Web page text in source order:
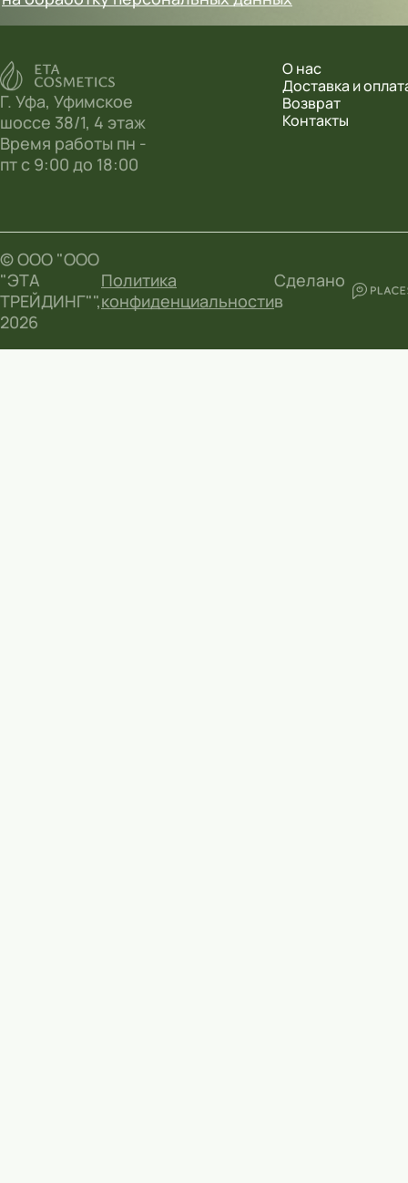
Г. Уфа, Уфимское
шоссе 38/1, 4 этаж
Время работы пн -
пт с 9:00 до 18:00
О нас
Доставка и
Возврат
Контакты
© ООО "ООО
"ЭТА
ТРЕЙДИНГ"",
2026
Политика
конфиденциальности
Сделано
в